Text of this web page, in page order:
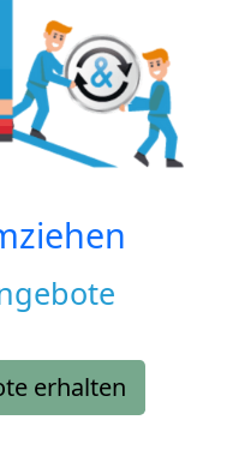
erhalten